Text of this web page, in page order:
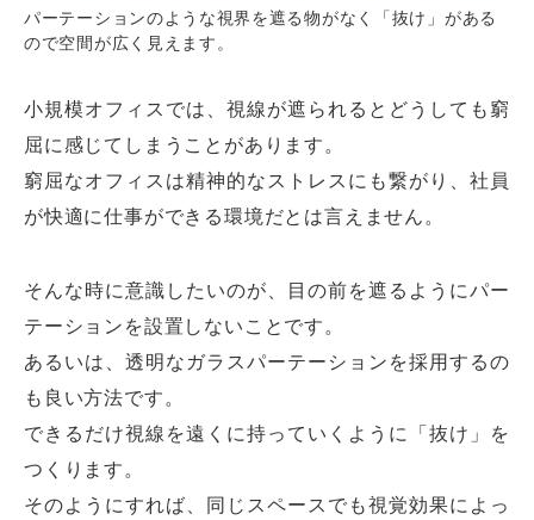
パーテーションのような視界を遮る物がなく「抜け」がある
ので空間が広く見えます。
小規模オフィスでは、視線が遮られるとどうしても窮
屈に感じてしまうことがあります。
窮屈なオフィスは精神的なストレスにも繋がり、社員
が快適に仕事ができる環境だとは言えません。
そんな時に意識したいのが、目の前を遮るようにパー
テーションを設置しないことです。
あるいは、透明なガラスパーテーションを採用するの
も良い方法です。
できるだけ視線を遠くに持っていくように「抜け」を
つくります。
そのようにすれば、同じスペースでも視覚効果によっ